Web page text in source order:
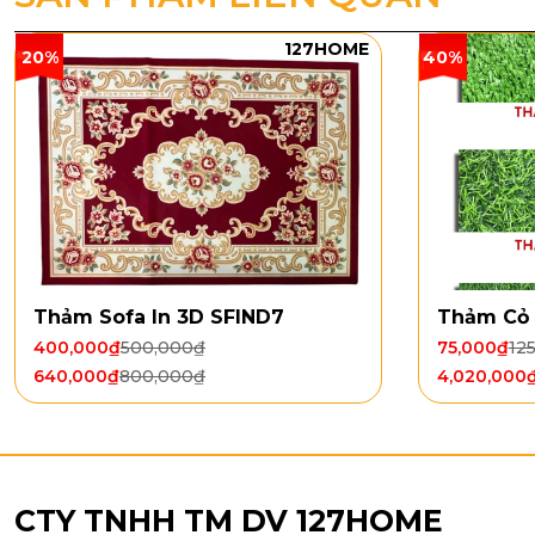
Chất
Thảm
bám bẩn
20% 127HOME
Thảm Sofa In 3D SFIND7
500,000₫
400,000₫
800,000₫
640,000₫
40%
Thảm Cỏ
75,000₫
4,020,000
CTY TNHH TM DV 127HOME